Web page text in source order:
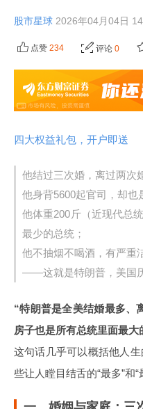
股市星球 2026年04月04日
点赞 234 评论 0
四大权益礼包，开户即送
他结过三次婚，离过两次
他身背5600起官司，却
他体重200斤（近现代总
最少的总统；
他不抽烟不喝酒，有严重
——这就是特朗普，美国
“特朗普是全美结婚最多、
房子也是所有总统里面最大
这句话几乎可以概括他人
些让人瞠目结舌的“最多”和“